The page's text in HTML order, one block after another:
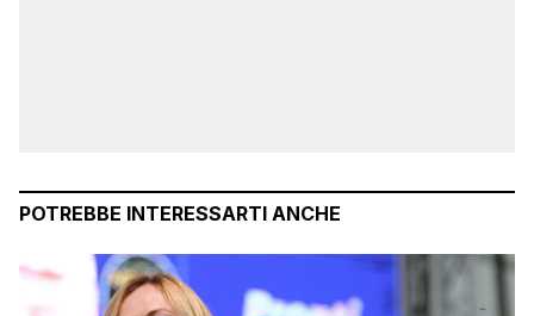
POTREBBE INTERESSARTI ANCHE